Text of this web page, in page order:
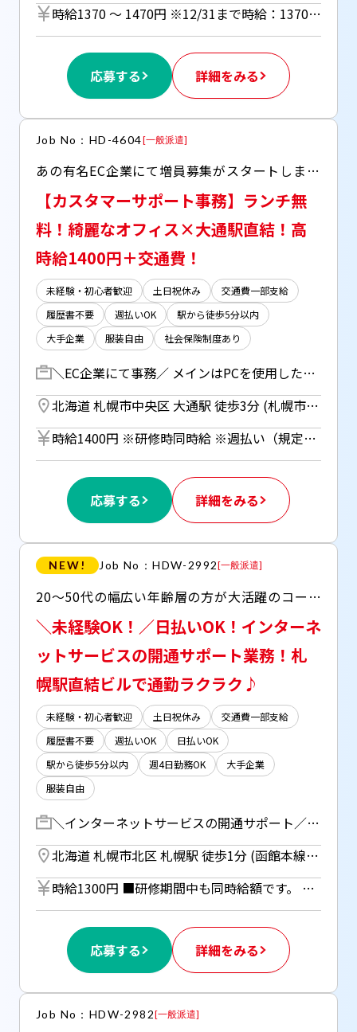
時給1370 〜 1470円 ※12/31まで時給：1370円 ※週払い（規定あり）利用OK！（但し、週払い制度は初回2ヵ月間のみ、3ヵ月目以降は月払い制になります。利用についてはご本人様からお仕事紹介時に申請があった場合のみとなります。）
応募する 詳細をみる
Job No：HD-4604[一般派遣]
あの有名EC企業にて増員募集がスタートしました！ ○毎日、ランチ(お弁当+お味噌汁)が無料 ○ウォーターサーバーあり ○完全週休2日制 ○基本は暦通りで大型連休あり ○1フロア全て自社スタッフさんのみ ○自動販売機(100円～)、レンジあり ○ビル内にカフェ・コンビニ・図書館あり ○大通駅直結ビルで通勤ラクラク♪
【カスタマーサポート事務】ランチ無
料！綺麗なオフィス×大通駅直結！高
時給1400円＋交通費！
未経験・初心者歓迎 土日祝休み
交通費一部支給
履歴書不要
週払いOK
駅から徒歩5分以内
大手企業
服装自由 社会保険制度あり
＼EC企業にて事務／ メインはPCを使用した定型的な事務をお任せします！ 一部、確認が必要な場合のみお電話（発信）をお願いします。 ・顧客データの確認、変更、統合 ・新規注文やコース変更、解約の入力 ・SMS送信作業 ・IVR（自動音声）関連の事務処理 など ／ 丁寧なマニュアルと先輩社員のフォロー体制が整っています！ 分からないことはすぐに聞ける環境です♪ ＼
北海道 札幌市中央区 大通駅 徒歩3分 (札幌市営東豊線) ／ さっぽろ駅 徒歩3分 (札幌市営東豊線) ／ 札幌駅 徒歩10分 (JR函館本線)
時給1400円 ※研修時同時給 ※週払い（規定あり）利用OK！（但し、週払い制度は初回2ヵ月間のみ、3ヵ月目以降は月払い制になります。利用についてはご本人様からお仕事紹介時に申請があった場合のみとなります。）
応募する 詳細をみる
NEW! Job No：HDW-2992[一般派遣]
20～50代の幅広い年齢層の方が大活躍のコールセンター！ ○週4～OK ○日払い(JOBPAYサービス)OK ○服装・髪型・ネイル・ピアス自由 ○札幌駅直結ビルで通勤ラクラク♪
＼未経験OK！／日払いOK！インターネ
ットサービスの開通サポート業務！札
幌駅直結ビルで通勤ラクラク♪
未経験・初心者歓迎 土日祝休み
交通費一部支給
履歴書不要
週払いOK
日払いOK
駅から徒歩5分以内
週4日勤務OK
大手企業
服装自由
＼インターネットサービスの開通サポート／ 新たにインターネットサービスをお申込みいただいたお客様を申込後から開通までのサポートを行っていただきます！ ・受信対応 ・発信業務 ・チャット対応 ▼20～25件程度/日 ▼マニュアル完備 【研修期間】 座学：9/1～9/8(09:50～19:00)※土日祝休み OJT：9/9～9/16(09:50～19:00)※シフト制 ※進捗状況によりOJT開始時期は変動します ※原則全日参加必須
北海道 札幌市北区 札幌駅 徒歩1分 (函館本線) ／ さっぽろ駅 徒歩1分 (札幌市営南北線) ／ さっぽろ駅 徒歩1分 (札幌市営東豊線)
時給1300円 ■研修期間中も同時給額です。 ■日払いOK（所定労働時間の80％迄） ■給与は月1回の銀行振込となりますが、「JOBPAY（ジョブペイ）」の利用で就業当日に給料相当額の一部をセブン銀行や三菱UFJ銀行、コンビニ等のATMから受け取る事が可能です！ ◎『JOBPAY』の詳細は登録時または当社HPで！
応募する 詳細をみる
Job No：HDW-2982[一般派遣]